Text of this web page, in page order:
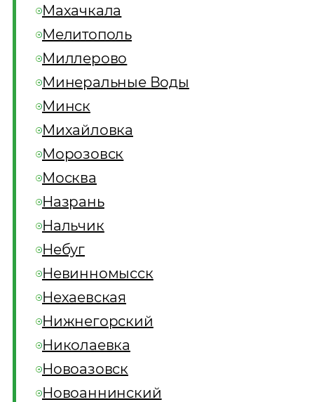
Махачкала
Мелитополь
Миллерово
Минеральные Воды
Минск
Михайловка
Морозовск
Москва
Назрань
Нальчик
Небуг
Невинномысск
Нехаевская
Нижнегорский
Николаевка
Новоазовск
Новоаннинский